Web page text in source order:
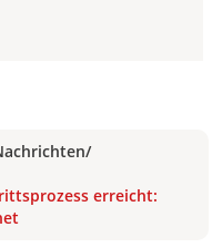
/
erreicht: